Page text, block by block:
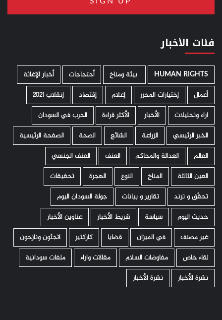
فئات الأخبار
HUMAN RIGHTS ­ بيئة ومناخ أحتجاجات
أخبار الإغاثة
أعمال
إختيارات المحرر إعلام إقتصاد
إنقلاب 2021
اراء وتحليلات
الأخبار الأكثر قراءة
الحرب في السودان
الخبر الرئيسي
الزراعة الشائع الصحة
الصفحة الرئيسية
العالم
العدالة والمحاكم العنف
العنف الجنسي
العين الثالثة
المناخ النوع الهجرة
تحقيقات
تحقّق و ترند
تقارير و بيانات
جولة السودان اليوم
حديث اليوم
سياسة شريط الأخبار
عناوين الأخبار
غير مصنف
في الميزان قضايا كاركتير
لاجئون ونازحون
لقاء خاص
مفاوضات السلام مقالات واراء
ملفات سودانية
نشرة الأخبار
نشرة الأخبار